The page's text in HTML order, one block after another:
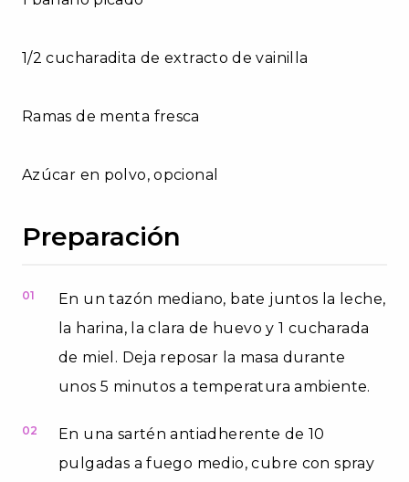
1/2 cucharadita de extracto de vainilla
Ramas de menta fresca
Azúcar en polvo, opcional
Preparación
01
En un tazón mediano, bate juntos la leche,
la harina, la clara de huevo y 1 cucharada
de miel. Deja reposar la masa durante
unos 5 minutos a temperatura ambiente.
02
En una sartén antiadherente de 10
pulgadas a fuego medio, cubre con spray